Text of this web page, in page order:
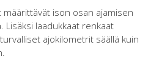
määrittävät ison osan ajamisen
laadukkaat renkaat
ajokilometrit säällä kuin